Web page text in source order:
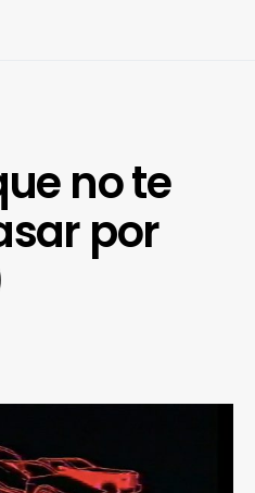
no te
por